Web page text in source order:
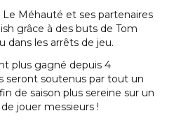
Le Méhauté et ses partenaires
grâce à des buts de Tom
dans les arrêts de jeu.
plus gagné depuis 4
seront soutenus par tout un
de saison plus sereine sur un
jouer messieurs !